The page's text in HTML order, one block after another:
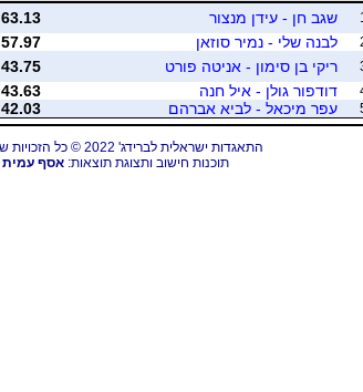
1
שגב חן - עידן מנצור 63.13
לבנה שלי - נמיר סוזאן 57.97
ריקי בן סימון - אניטה פורט 43.75
דודפור גולן - איל חנה 43.63
עפר מיכאל - לביא אברהם 42.03
התאגדות ישראלית לברידג' 2022 © כל הזכויות שמורות
תוכנות חישוב ותצוגת תוצאות:אסף עמית